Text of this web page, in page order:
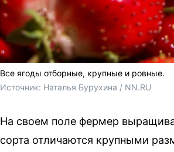
Все ягоды отборные, крупные и ровные.
Источник: Наталья Бурухина / NN.RU
На своем поле фермер
сорта отличаются крупными